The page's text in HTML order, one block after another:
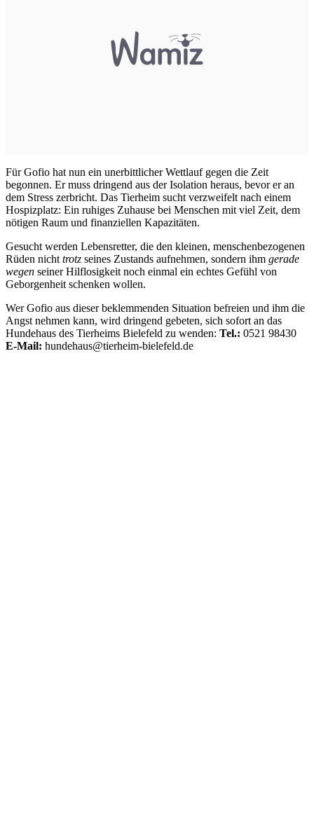
Für Gofio hat nun ein unerbittlicher Wettlauf gegen die Zeit
begonnen. Er muss dringend aus der Isolation heraus, bevor er an
dem Stress zerbricht. Das Tierheim sucht verzweifelt nach einem
Hospizplatz: Ein ruhiges Zuhause bei Menschen mit viel Zeit, dem
nötigen Raum und finanziellen Kapazitäten.
Gesucht werden Lebensretter, die den kleinen, menschenbezogenen
Rüden nicht trotz seines Zustands aufnehmen, sondern ihm gerade
wegen seiner Hilflosigkeit noch einmal ein echtes Gefühl von
Geborgenheit schenken wollen.
Wer Gofio aus dieser beklemmenden Situation befreien und ihm die
Angst nehmen kann, wird dringend gebeten, sich sofort an das
Hundehaus des Tierheims Bielefeld zu wenden: Tel.: 0521 98430
E-Mail: hundehaus@tierheim-bielefeld.de